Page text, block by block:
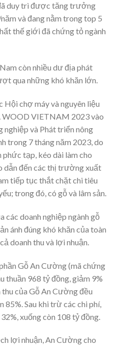
duy trì được tăng trưởng
và đang nằm trong top 5
thế giới đã chứng tỏ ngành
còn nhiều dư địa phát
qua những khó khăn lớn.
Hội chợ máy và nguyên liệu
WOOD VIETNAM 2023 vào
và Phát triển nông
trong 7 tháng năm 2023, do
tạp, kéo dài làm cho
dẫn đến các thị trường xuất
tiếp tục thắt chặt chi tiêu
trong đó, có gỗ và lâm sản.
các doanh nghiệp ngành gỗ
ánh đúng khó khăn của toàn
doanh thu và lợi nhuận.
Gỗ An Cường (mã chứng
thuần 968 tỷ đồng, giảm 9%
của Gỗ An Cường đều
Sau khi trừ các chi phí,
xuống còn 108 tỷ đồng.
lợi nhuận, An Cường cho